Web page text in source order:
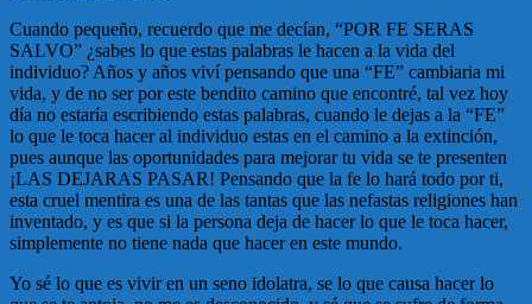
Cuando pequeño, recuerdo que me decían, “POR FE SERAS
SALVO” ¿sabes lo que estas palabras le hacen a la vida del
individuo? Años y años viví pensando que una “FE” cambiaria mi
vida, y de no ser por este bendito camino que encontré, tal vez hoy
día no estaría escribiendo estas palabras, cuando le dejas a la “FE”
lo que le toca hacer al individuo estas en el camino a la extinción,
pues aunque las oportunidades para mejorar tu vida se te presenten
¡LAS DEJARAS PASAR! Pensando que la fe lo hará todo por ti,
esta cruel mentira es una de las tantas que las nefastas religiones han
inventado, y es que si la persona deja de hacer lo que le toca hacer,
simplemente no tiene nada que hacer en este mundo.
Yo sé lo que es vivir en un seno idolatra, se lo que causa hacer lo